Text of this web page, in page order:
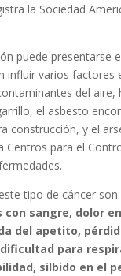
la Sociedad
puede presentarse
influir varios factores
del aire,
el asbesto
construcción, y el
para el
tipo de cáncer son:
con sangre, dolor
del apetito,
para
silbido en el